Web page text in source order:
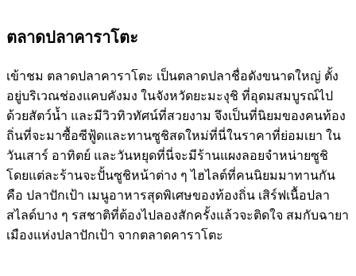
ตลาดปลาคาราโตะ
เข้าชม ตลาดปลาคาราโตะ เป็นตลาดปลาชื่อดังขนาดใหญ่ ตั้ง
อยู่บริเวณช่องแคบคังมง ในจังหวัดยะมะงุชิ ที่อุดมสมบูรณ์ไป
ด้วยสัตว์น้ำ และมีวิวทิวทัศน์ที่สวยงาม จึงเป็นที่นิยมของคนท้อง
ถิ่นที่จะมาซื้อซีฟู้ดและทานซูชิสดใหม่ที่นี่ในราคาที่ย่อมเยา ใน
วันเสาร์ อาทิตย์ และวันหยุดที่นี่จะมีร้านแผงลอยจำหน่ายซูชิ
โดยแต่ละร้านจะปั้นซูชิหน้าต่าง ๆ ไฮไลต์ที่คนนิยมมาทานกัน
คือ ปลาปักเป้า เมนูอาหารสุดพิเศษของท้องถิ่น เสิร์ฟเนื้อปลา
สไลด์บาง ๆ รสชาติที่ต้องไปลองสักครั้งแล้วจะติดใจ สมกับฉายา
เมืองแห่งปลาปักเป้า จากตลาดคาราโตะ